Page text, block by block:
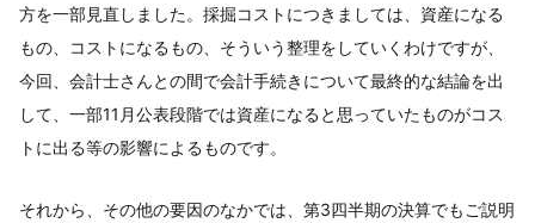
方を一部見直しました。採掘コストにつきましては、資産になる
もの、コストになるもの、そういう整理をしていくわけですが、
今回、会計士さんとの間で会計手続きについて最終的な結論を出
して、一部11月公表段階では資産になると思っていたものがコス
トに出る等の影響によるものです。
それから、その他の要因のなかでは、第3四半期の決算でもご説明